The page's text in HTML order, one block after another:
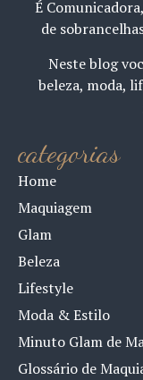
É
de
Neste blog
beleza, moda,
categorias
Home
Maquiagem
Glam
Beleza
Lifestyle
Moda & Estilo
Minuto Glam de
Glossário de